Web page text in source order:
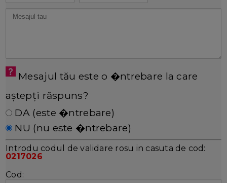
Mesajul tău este o �ntrebare la care
aștepți răspuns?
DA (este �ntrebare)
NU (nu este �ntrebare)
Introdu codul de validare rosu in casuta de cod:
0217026
Cod: